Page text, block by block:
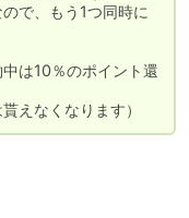
で、もう1つ同時に
は10％のポイント還
えなくなります）